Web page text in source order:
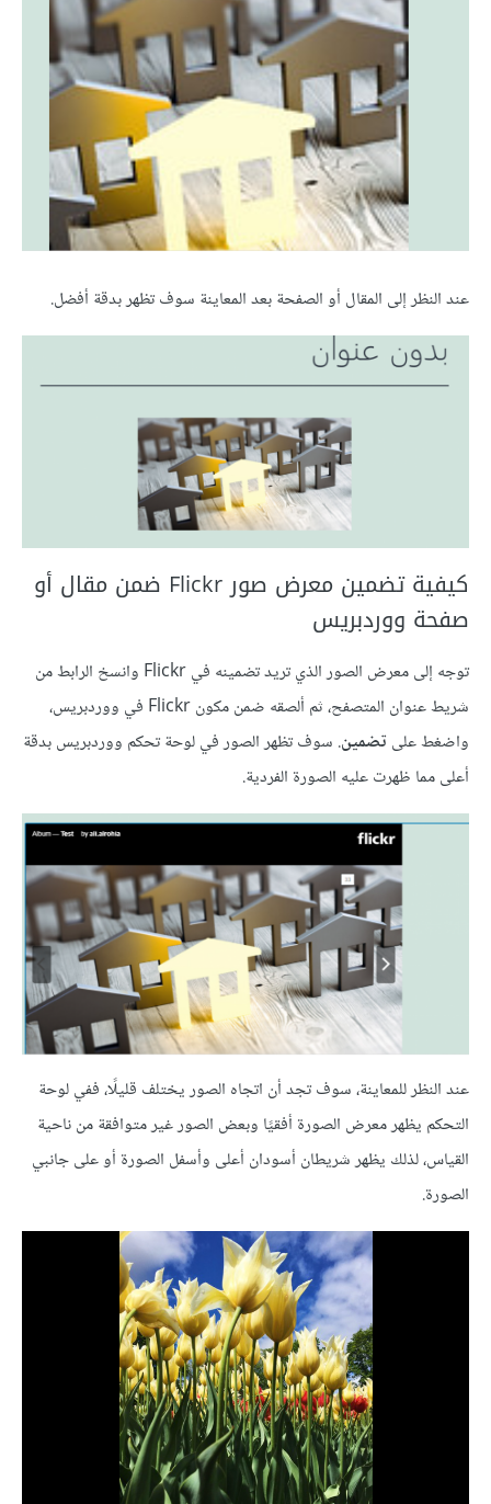
عند النظر إلى المقال أو الصفحة بعد المعاينة سوف تظهر بدقة أفضل.
كيفية تضمين معرض صور Flickr ضمن مقال أو
صفحة ووردبريس
توجه إلى معرض الصور الذي تريد تضمينه في Flickr وانسخ الرابط من
شريط عنوان المتصفح، ثم ألصقه ضمن مكون Flickr في ووردبريس،
واضغط على تضمين. سوف تظهر الصور في لوحة تحكم ووردبريس بدقة
أعلى مما ظهرت عليه الصورة الفردية.
عند النظر للمعاينة، سوف تجد أن اتجاه الصور يختلف قليلًا، ففي لوحة
التحكم يظهر معرض الصورة أفقيًا وبعض الصور غير متوافقة من ناحية
القياس، لذلك يظهر شريطان أسودان أعلى وأسفل الصورة أو على جانبي
الصورة.